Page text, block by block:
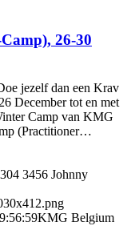
26-30
jezelf dan een Krav
December tot en met
Camp van KMG
(Practitioner…
3456 Johnny
KMG Belgium